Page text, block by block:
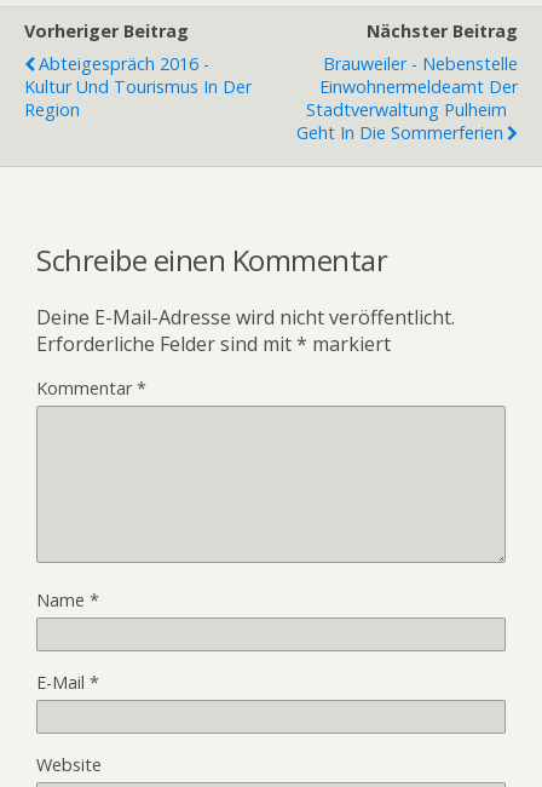
Vorheriger Beitrag
Abteigespräch 2016 -
Kultur Und Tourismus In Der
Region
Nächster Beitrag
Brauweiler - Nebenstelle
Einwohnermeldeamt Der
Stadtverwaltung Pulheim
Geht In Die Sommerferien
Schreibe einen Kommentar
Deine E-Mail-Adresse wird nicht veröffentlicht.
Erforderliche Felder sind mit* markiert
Kommentar*
Name *
E-Mail *
Website